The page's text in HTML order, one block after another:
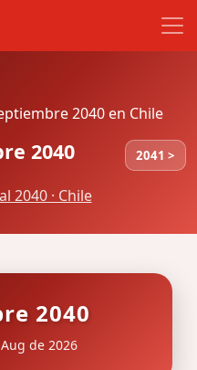
2040 en Chile
2040 2041 >
2040 · Chile
2040
de 2026